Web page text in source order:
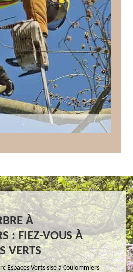
À
: FIEZ-VOUS À
VERTS
Espaces Verts sise à Coulommiers